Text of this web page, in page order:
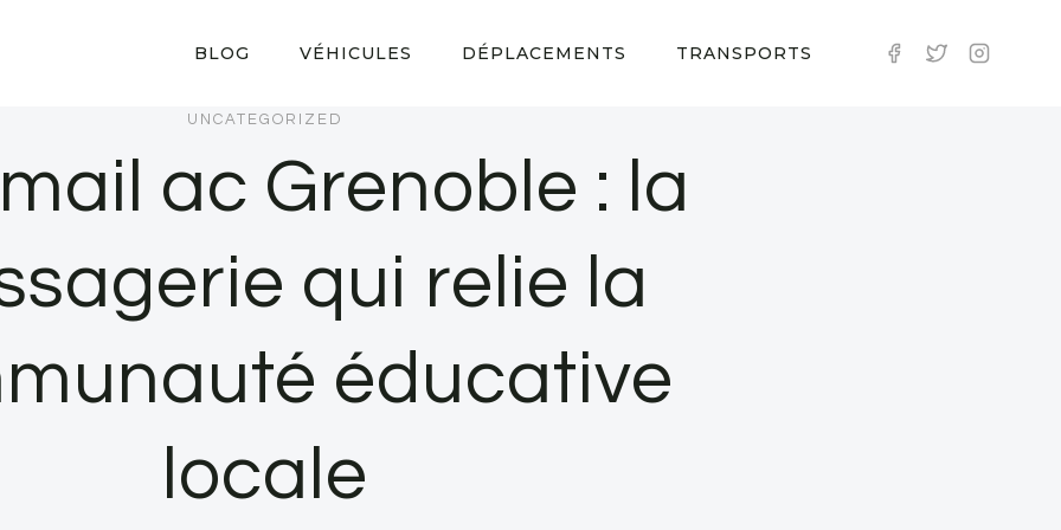
BLOG VÉHICULES DÉPLACEMENTS TRANSPORTS
UNCATEGORIZED
ac Grenoble : la
qui relie la
éducative
locale